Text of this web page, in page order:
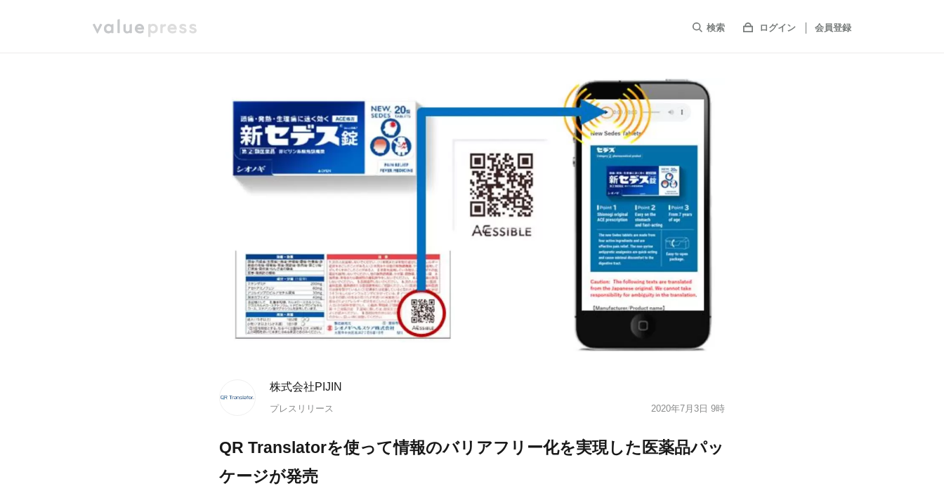
検索 ログイン 会員登録
株式会社PIJIN
プレスリリース 2020年7月3日 9時
QR Translatorを使って情報のバリアフリー化を実現した医薬品パッ
ケージが発売